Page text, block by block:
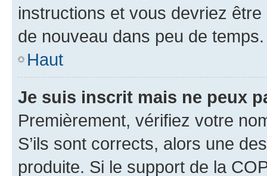
instructions et vous devriez
de nouveau dans peu de temps.
Haut
Je suis inscrit mais ne peux
Premièrement, vérifiez votre
S’ils sont corrects, alors une
produite. Si le support de la